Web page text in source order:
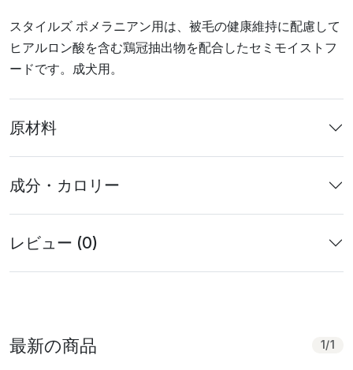
スタイルズ ポメラニアン用は、被毛の健康維持に配慮して
ヒアルロン酸を含む鶏冠抽出物を配合したセミモイストフ
ードです。成犬用。
原材料
成分・カロリー
レビュー (0)
最新の商品 1 /1